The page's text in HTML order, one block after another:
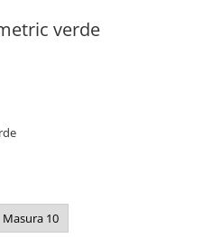
verde
Masura 10